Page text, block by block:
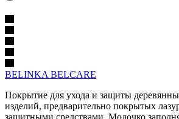
BELINKA BELCARE
Покрытие для ухода и защиты
изделий, предварительно покрытых
защитными средствами. Молочко